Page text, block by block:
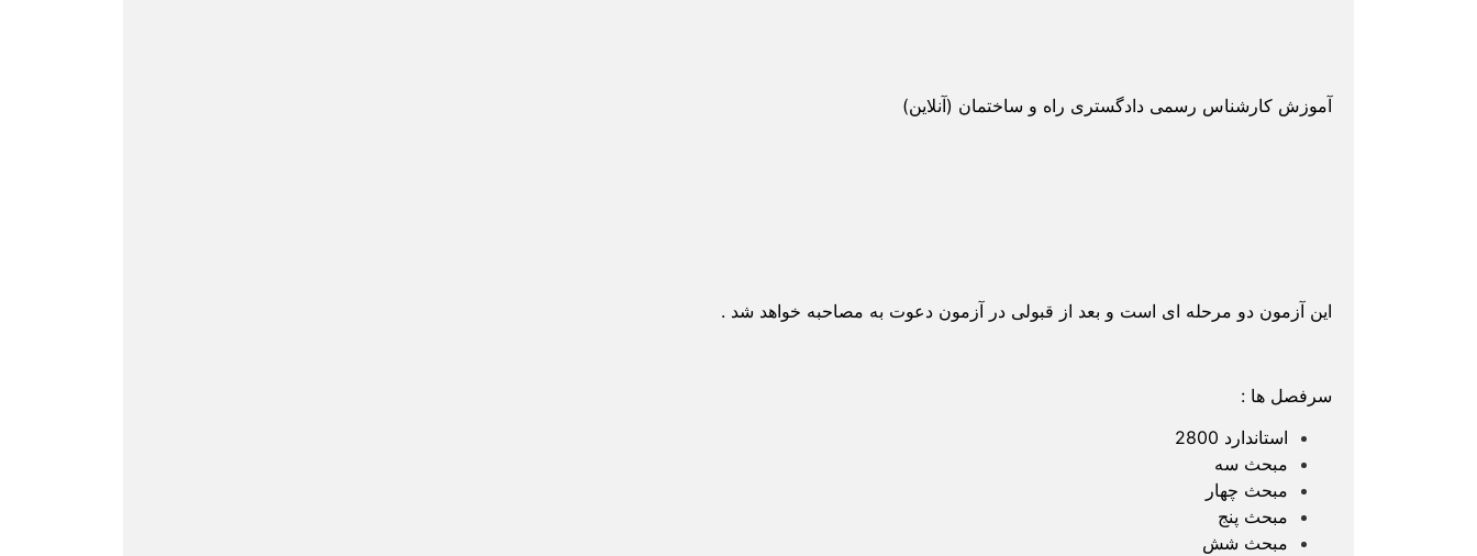
آموزش کارشناس رسمی دادگستری راه و ساختمان (آنلاین)
این آزمون دو مرحله ای است و بعد از قبولی در آزمون دعوت به مصاحبه خواهد شد .
سرفصل ها :
استاندارد 2800
مبحث سه
مبحث چهار
مبحث پنج
مبحث شش